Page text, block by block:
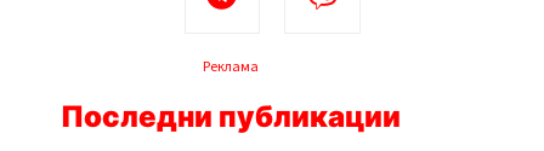
Реклама
Последни публикации